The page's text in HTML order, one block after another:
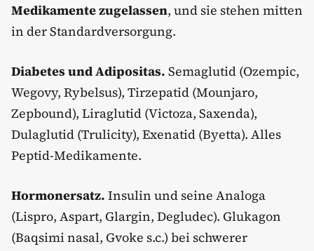
Medikamente zugelassen, und sie stehen mitten
in der Standardversorgung.
Diabetes und Adipositas. Semaglutid (Ozempic,
Wegovy, Rybelsus), Tirzepatid (Mounjaro,
Zepbound), Liraglutid (Victoza, Saxenda),
Dulaglutid (Trulicity), Exenatid (Byetta). Alles
Peptid-Medikamente.
Hormonersatz. Insulin und seine Analoga
(Lispro, Aspart, Glargin, Degludec). Glukagon
(Baqsimi nasal, Gvoke s.c.) bei schwerer